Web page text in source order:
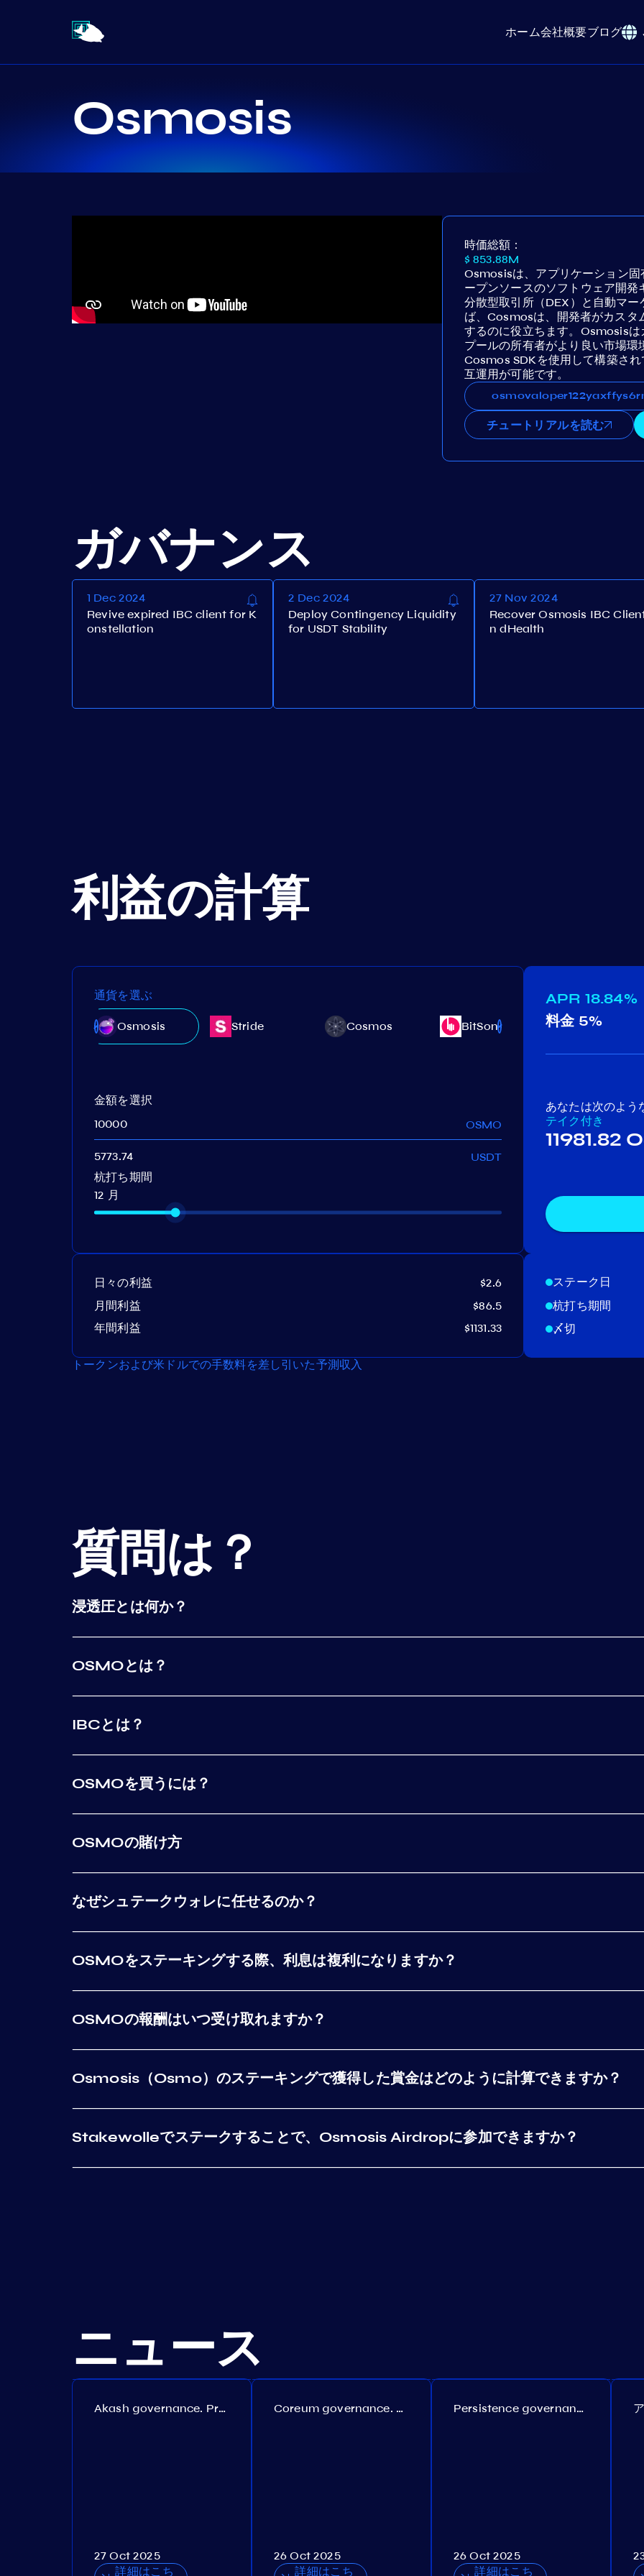
ホーム会社概要ブログ
Osmosis
時価総額：
$ 853.88M
Osmosisは、アプリケーション
ープンソースのソフトウェア開
分散型取引所（DEX）と自動マ
ば、Cosmosは、開発者がカスタ
するのに役立ちます。Osmosis
プールの所有者がより良い市場環
Cosmos SDKを使用して構築さ
互運用が可能です。
チュートリアルを読む
ガバナンス
1 Dec 2024
Revive expired IBC client for K
onstellation
2 Dec 2024
Deploy Contingency Liquidity
for USDT Stability
27 Nov 2024
Recover Osmosis IBC
n dHealth
利益の計算
通貨を選ぶ
Osmosis Stride Cosmos BitSong Teritori
金額を選択
OSMO
USDT
杭打ち期間
12 月
日々の利益
$2.6
月間利益
$86.5
年間利益
$1131.33
APR 18.84%
料金5%
あなたは次のよう
テイク付き
11981.82
ステーク日
杭打ち期間
〆切
トークンおよび米ドルでの手数料を差し引いた予測収入
質問は？
浸透圧とは何か？
OSMOとは？
IBCとは？
OSMOを買うには？
OSMOの賭け方
なぜシュテークウォレに任せるのか？
OSMOをステーキングする際、利息は複利になりますか？
OSMOの報酬はいつ受け取れますか？
Osmosis（Osmo）のステーキングで獲得した賞金はどのように計算できますか？
Stakewolleでステークすることで、Osmosis Airdropに参加できますか？
ニュース
Akash governance. Proposal №308
27 Oct 2025
詳細はこち
Coreum governance. Proposal №22
26 Oct 2025
詳細はこち
Persistence governance. Proposal №150
26 Oct 2025
詳細はこち